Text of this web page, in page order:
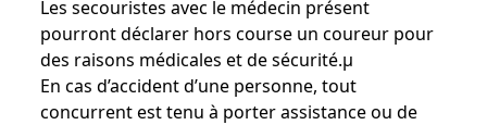
Les secouristes avec le médecin présent
pourront déclarer hors course un coureur pour
des raisons médicales et de sécurité.µ
En cas d’accident d’une personne, tout
concurrent est tenu à porter assistance ou de